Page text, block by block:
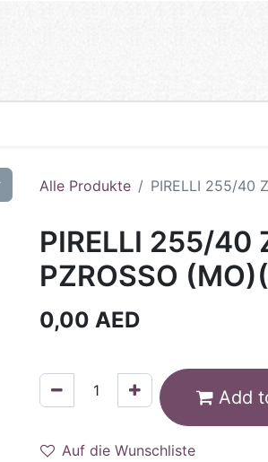
Alle Produkte PIRELLI 255/40
PIRELLI 255/40
PZROSSO
0,00 AED
Add
Auf die Wunschliste